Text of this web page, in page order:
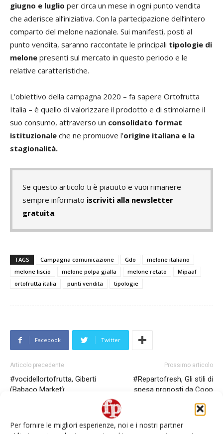
Per fornire le migliori esperienze, noi e i nostri partner
giugno e luglio per circa un mese in ogni punto vendita
che aderisce all’iniziativa. Con la partecipazione dell’intero
comparto del melone nazionale. Sui manifesti, posti al
punto vendita, saranno raccontate le principali tipologie di
melone presenti sul mercato in questo periodo e le
relative caratteristiche.
L’obiettivo della campagna 2020 – fa sapere Ortofrutta
Italia – è quello di valorizzare il prodotto e di stimolarne il
suo consumo, attraverso un consolidato format
istituzionale che ne promuove l’origine italiana e la
stagionalità.
Se questo articolo ti è piaciuto e vuoi rimanere
sempre informato iscriviti alla newsletter
gratuita.
TAGS Campagna comunicazione Gdo
melone italiano
melone liscio
melone polpa gialla melone retato
Mipaaf
ortofrutta italia
punti vendita tipologie
Facebook Twitter
Articolo precedente
#vocidellortofrutta, Giberti
(Babaco Market):
“Combattiamo lo spreco e con
Prossimo articolo
#Repartofresh, Gli stili di
spesa proposti da Coop